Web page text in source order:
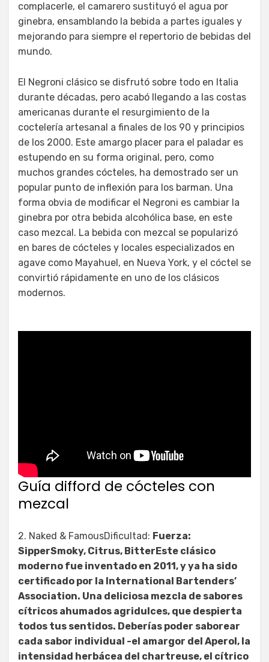
complacerle, el camarero sustituyó el agua por
ginebra, ensamblando la bebida a partes iguales y
mejorando para siempre el repertorio de bebidas del
mundo.
El Negroni clásico se disfrutó sobre todo en Italia
durante décadas, pero acabó llegando a las costas
americanas durante el resurgimiento de la
coctelería artesanal a finales de los 90 y principios
de los 2000. Este amargo placer para el paladar es
estupendo en su forma original, pero, como
muchos grandes cócteles, ha demostrado ser un
popular punto de inflexión para los barman. Una
forma obvia de modificar el Negroni es cambiar la
ginebra por otra bebida alcohólica base, en este
caso mezcal. La bebida con mezcal se popularizó
en bares de cócteles y locales especializados en
agave como Mayahuel, en Nueva York, y el cóctel se
convirtió rápidamente en uno de los clásicos
modernos.
Guía difford de cócteles con
mezcal
2. Naked & FamousDificultad: Fuerza:
SipperSmoky, Citrus, BitterEste clásico
moderno fue inventado en 2011, y ya ha sido
certificado por la International Bartenders’
Association. Una deliciosa mezcla de sabores
cítricos ahumados agridulces, que despierta
todos tus sentidos. Deberías poder saborear
cada sabor individual -el amargor del Aperol, la
intensidad herbácea del chartreuse, el cítrico